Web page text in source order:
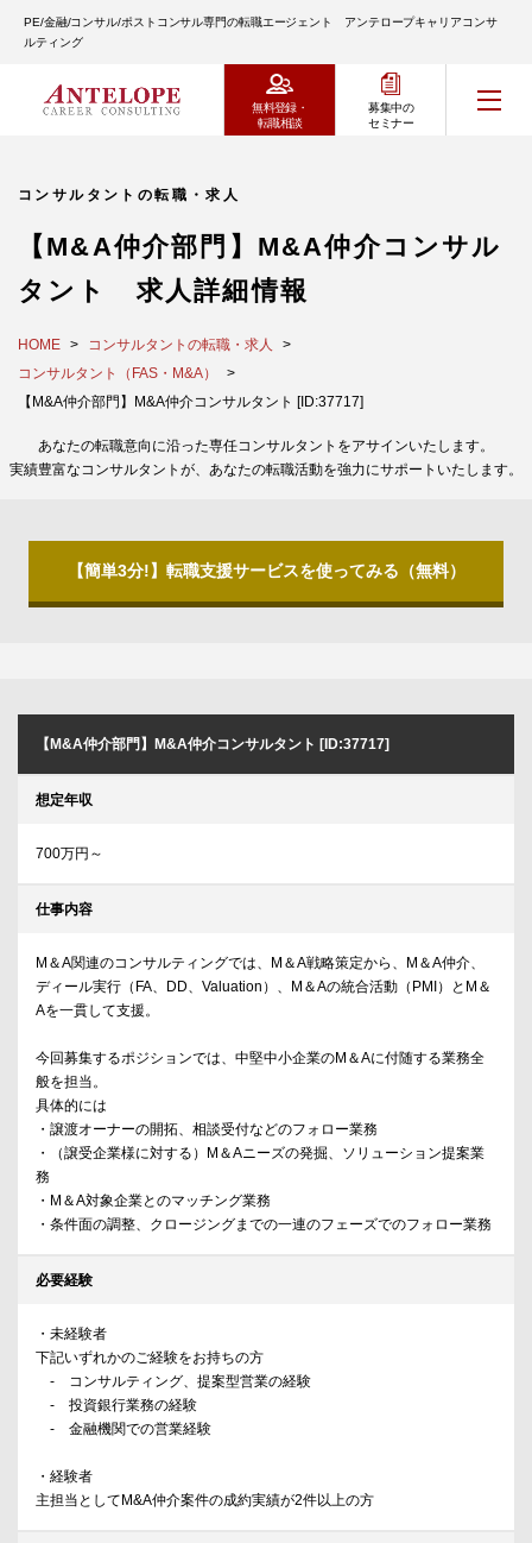
PE/金融/コンサル/ポストコンサル専門の転職エージェント アンテロープキャリアコンサ
ルティング
無料登録・
転職相談
募集中の
セミナー
コンサルタントの転職・求人
【M&A仲介部門】M&A仲介コンサル
タント 求人詳細情報
HOME
コンサルタントの転職・求人
コンサルタント（FAS・M&A）
【M&A仲介部門】M&A仲介コンサルタント [ID:37717]
あなたの転職意向に沿った専任コンサルタントをアサインいたします。
実績豊富なコンサルタントが、あなたの転職活動を強力にサポートいたします。
【簡単3分!】転職支援サービスを使ってみる（無料）
【M&A仲介部門】M&A仲介コンサルタント [ID:37717]
想定年収
700万円～
仕事内容
M＆A関連のコンサルティングでは、M＆A戦略策定から、M＆A仲介、
ディール実行（FA、DD、Valuation）、M＆Aの統合活動（PMI）とM＆
Aを一貫して支援。
今回募集するポジションでは、中堅中小企業のM＆Aに付随する業務全
般を担当。
具体的には
・譲渡オーナーの開拓、相談受付などのフォロー業務
・（譲受企業様に対する）M＆Aニーズの発掘、ソリューション提案業
務
・M＆A対象企業とのマッチング業務
・条件面の調整、クロージングまでの一連のフェーズでのフォロー業務
必要経験
・未経験者
下記いずれかのご経験をお持ちの方
‐ コンサルティング、提案型営業の経験
‐ 投資銀行業務の経験
‐ 金融機関での営業経験
・経験者
主担当としてM&A仲介案件の成約実績が2件以上の方